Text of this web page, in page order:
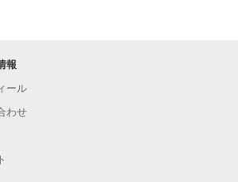
報
ール
わせ